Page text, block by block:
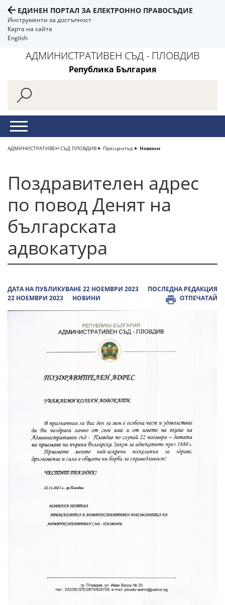
ЕДИНЕН ПОРТАЛ ЗА ЕЛЕКТРОННО ПРАВОСЪДИЕ
Инструменти за достъпност
Карта на сайта
English
АДМИНИСТРАТИВЕН СЪД - ПЛОВДИВ
Република България
АДМИНИСТРАТИВЕН СЪД ПЛОВДИВ Пресцентър Новини
Поздравителен адрес
по повод Денят на
българската
адвокатура
ДАТА НА ПУБЛИКУВАНЕ 22 НОЕМВРИ 2023
ПОСЛЕДНА РЕДАКЦИЯ
22 НОЕМВРИ 2023
НОВИНИ ОТПЕЧАТАЙ